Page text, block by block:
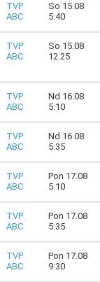
TVP
ABC
So 15.08
5:40
TVP
ABC
So 15.08
12:25
TVP
ABC
Nd 16.08
5:10
TVP
ABC
Nd 16.08
5:35
TVP
ABC
Pon 17.08
5:10
TVP
ABC
Pon 17.08
5:35
TVP
ABC
Pon 17.08
9:30